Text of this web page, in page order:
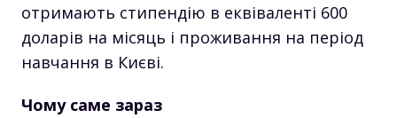
отримають стипендію в еквіваленті 600
доларів на місяць і проживання на період
навчання в Києві.
Чому саме зараз